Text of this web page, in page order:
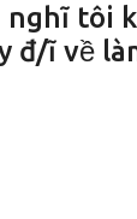
nghĩ tôi
đ/ĩ về